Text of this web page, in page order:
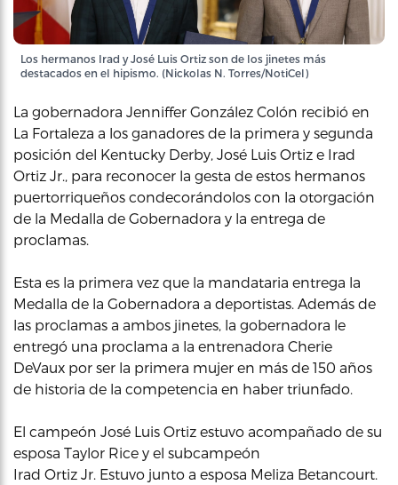
Los hermanos Irad y José Luis Ortiz son de los jinetes más
destacados en el hipismo. (Nickolas N. Torres/NotiCel)
La gobernadora Jenniffer González Colón recibió en
La Fortaleza a los ganadores de la primera y segunda
posición del Kentucky Derby, José Luis Ortiz e Irad
Ortiz Jr., para reconocer la gesta de estos hermanos
puertorriqueños condecorándolos con la otorgación
de la Medalla de Gobernadora y la entrega de
proclamas.
Esta es la primera vez que la mandataria entrega la
Medalla de la Gobernadora a deportistas. Además de
las proclamas a ambos jinetes, la gobernadora le
entregó una proclama a la entrenadora Cherie
DeVaux por ser la primera mujer en más de 150 años
de historia de la competencia en haber triunfado.
El campeón José Luis Ortiz estuvo acompañado de su
esposa Taylor Rice y el subcampeón
Irad Ortiz Jr. Estuvo junto a esposa Meliza Betancourt.